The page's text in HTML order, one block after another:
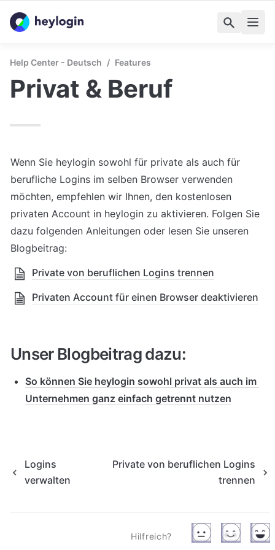
Help Center - Deutsch / Features
Privat & Beruf
Wenn Sie heylogin sowohl für private als auch für
berufliche Logins im selben Browser verwenden
möchten, empfehlen wir Ihnen, den kostenlosen
privaten Account in heylogin zu aktivieren. Folgen Sie
dazu folgenden Anleitungen oder lesen Sie unseren
Blogbeitrag:
Private von beruflichen Logins trennen
Privaten Account für einen Browser deaktivieren
Unser Blogbeitrag dazu:
So können Sie heylogin sowohl privat als auch im
Unternehmen ganz einfach getrennt nutzen
Logins
verwalten
Private von beruflichen Logins
trennen
Hilfreich?